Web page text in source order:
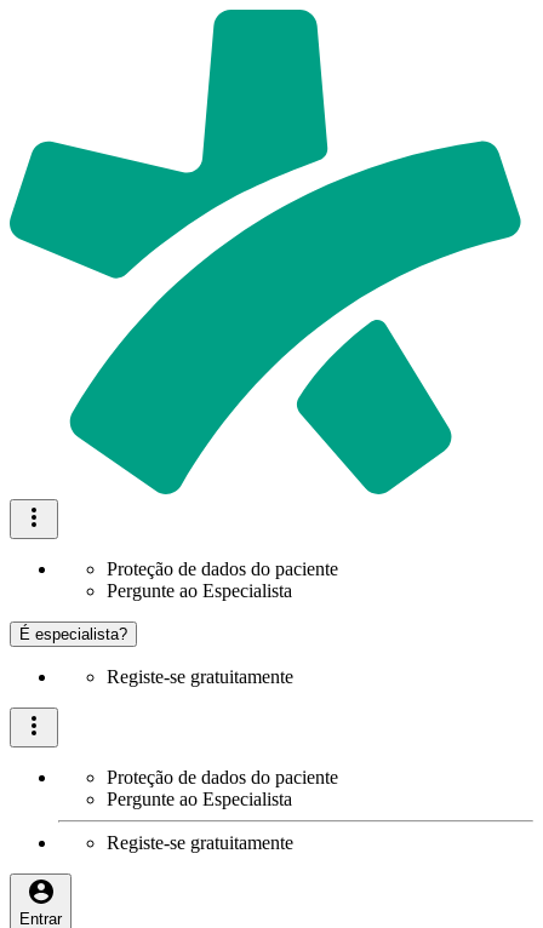
Proteção de dados do paciente
Pergunte ao Especialista
É especialista?
Registe-se gratuitamente
Proteção de dados do paciente
Pergunte ao Especialista
Registe-se gratuitamente
Entrar